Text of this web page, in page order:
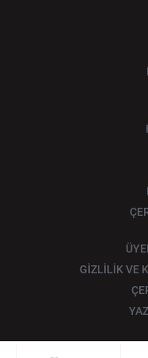
GİZLİLİK VE